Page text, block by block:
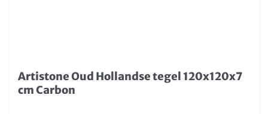
Artistone Oud Hollandse tegel 120x120x7
cm Carbon